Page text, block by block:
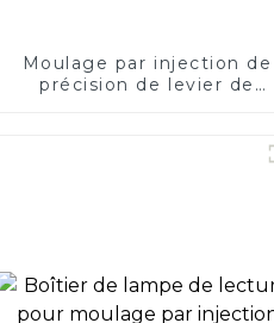
Moulage par injection de
précision de levier de